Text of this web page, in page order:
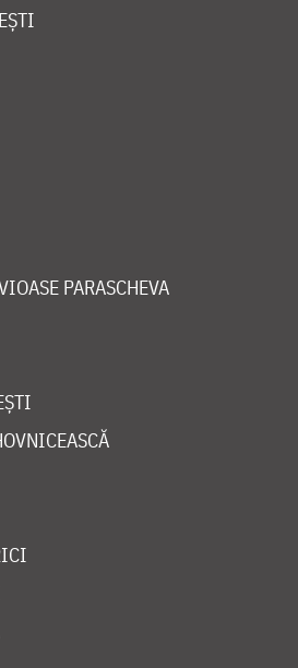
PARASCHEVA